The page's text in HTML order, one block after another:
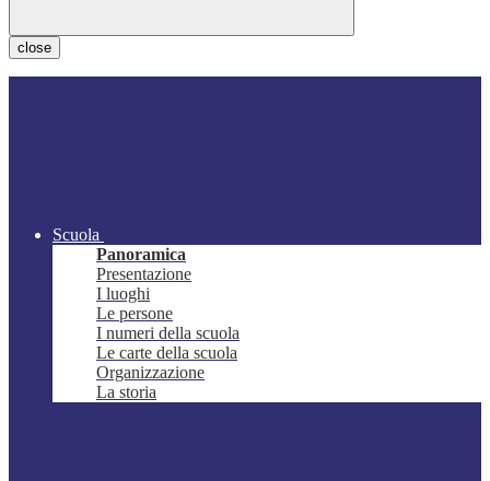
close
Scuola
Panoramica
Presentazione
I luoghi
Le persone
I numeri della scuola
Le carte della scuola
Organizzazione
La storia